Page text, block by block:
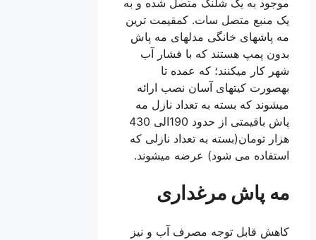
یک منبع متصل سات. کمقیمت ترین
مه پاشهای خانگی مدلهای مه پاش
بدون پمپ هستند که با فشار آب
شهر کار میکنند؛ که عمده تا
بهصورت کیتهای آسان نصب ارائه
میشوند که بسته به تعداد نازل مه
پاش باقیمتی از حدود 190الی 430
هزار تومان(بسته به تعداد نازلی که
استفاده می شود) عرضه میشوند.
مه پاش مرغداری
کاهش قابل توجه مصرف آب و نیز